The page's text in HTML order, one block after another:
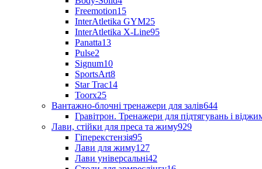
Freemotion15
InterAtletika GYM25
InterAtletika X-Line95
Panatta13
Pulse2
Signum10
SportsArt8
Star Trac14
Toorx25
Вантажно-блочні тренажери для залів644
Гравітрон. Тренажери для підтягувань і
Лави, стійки для преса та жиму929
Гіперекстензія95
Лави для жиму127
Лави універсальні42